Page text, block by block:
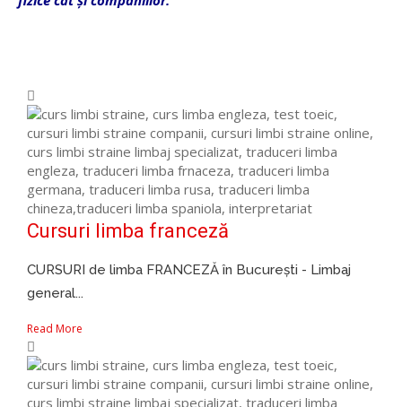
Cursuri limba franceză
CURSURI de limba FRANCEZĂ în București - Limbaj
general...
Read More